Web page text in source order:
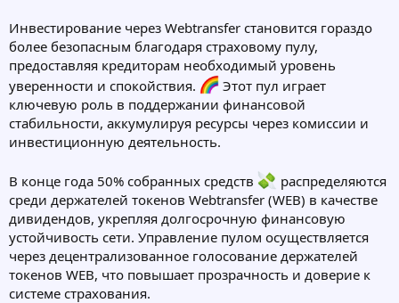
Инвестирование через Webtransfer становится гораздо
более безопасным благодаря страховому пулу,
предоставляя кредиторам необходимый уровень
уверенности и спокойствия.
Этот пул играет
ключевую роль в поддержании финансовой
стабильности, аккумулируя ресурсы через комиссии и
инвестиционную деятельность.
В конце года 50% собранных средств
распределяются
среди держателей токенов Webtransfer (WEB) в качестве
дивидендов, укрепляя долгосрочную финансовую
устойчивость сети. Управление пулом осуществляется
через децентрализованное голосование держателей
токенов WEB, что повышает прозрачность и доверие к
системе страхования.